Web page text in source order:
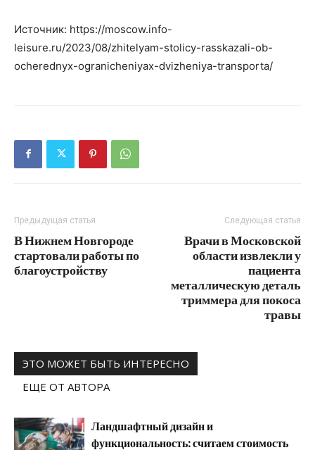
Источник: https://moscow.info-
leisure.ru/2023/08/zhitelyam-stolicy-rasskazali-ob-
ocherednyx-ogranicheniyax-dvizheniya-transporta/
Предыдущая статья
В Нижнем Новгороде
стартовали работы по
благоустройству
Следующая статья
Врачи в Московской
области извлекли у
пациента
металлическую деталь
триммера для покоса
травы
ЭТО МОЖЕТ БЫТЬ ИНТЕРЕСНО
ЕЩЕ ОТ АВТОРА
Ландшафтный дизайн и
функциональность: считаем стоимость